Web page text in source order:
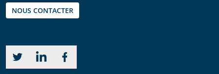
NOUS CONTACTER